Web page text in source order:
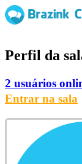
Perfil da
2 usuários
Entrar na sala